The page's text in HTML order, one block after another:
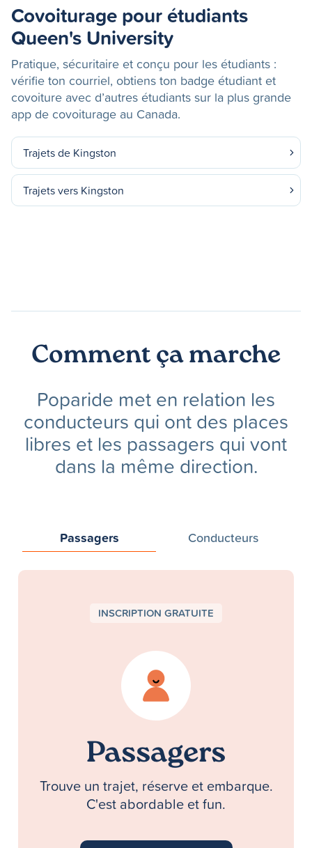
Covoiturage pour étudiants
Queen's University
Pratique, sécuritaire et conçu pour les étudiants :
vérifie ton courriel, obtiens ton badge étudiant et
covoiture avec d’autres étudiants sur la plus grande
app de covoiturage au Canada.
Trajets de Kingston
Trajets vers Kingston
Comment ça marche
Poparide met en relation les
conducteurs qui ont des places
libres et les passagers qui vont
dans la même direction.
Passagers Conducteurs
INSCRIPTION GRATUITE
Passagers
Trouve un trajet, réserve et embarque.
C'est abordable et fun.